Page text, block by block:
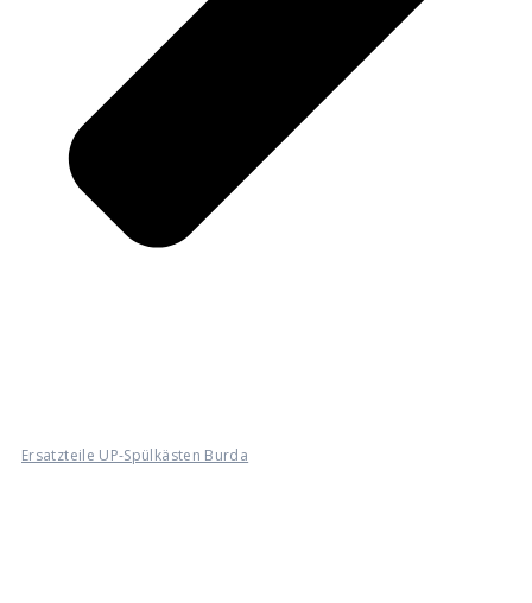
Ersatzteile UP-Spülkästen Burda